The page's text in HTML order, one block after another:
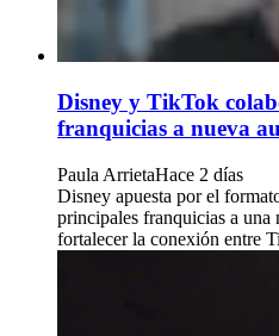
Disney y TikTok
franquicias a nueva
Paula ArrietaHace 2 días
Disney apuesta por el
principales franquicias a una
fortalecer la conexión entre